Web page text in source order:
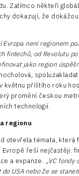
Zatímco někteří
dokazují, že
Evropa není regionem
fintechů, od Revolutu
jako region
květnu příštího roku
promění českou
technologií.
regionu
otevřela témata, která
řeší nejčastěji:
a expanze. „VC fondy
USA nebo že se